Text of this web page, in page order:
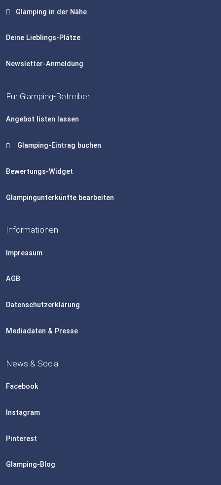
Glamping in der Nähe
Deine Lieblings-Plätze
Newsletter-Anmeldung
Für Glamping-Betreiber
Angebot listen lassen
Glamping-Eintrag buchen
Bewertungs-Widget
Glampingunterkünfte bearbeiten
Informationen
Impressum
AGB
Datenschutzerklärung
Mediadaten & Presse
News & Social
Facebook
Instagram
Pinterest
Glamping-Blog